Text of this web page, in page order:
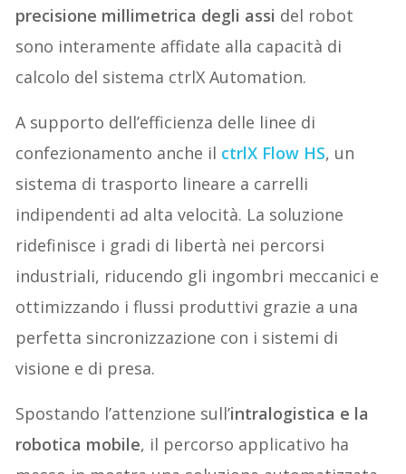
precisione millimetrica degli assi del robot
sono interamente affidate alla capacità di
calcolo del sistema ctrlX Automation.
A supporto dell’efficienza delle linee di
confezionamento anche il ctrlX Flow HS, un
sistema di trasporto lineare a carrelli
indipendenti ad alta velocità. La soluzione
ridefinisce i gradi di libertà nei percorsi
industriali, riducendo gli ingombri meccanici e
ottimizzando i flussi produttivi grazie a una
perfetta sincronizzazione con i sistemi di
visione e di presa.
Spostando l’attenzione sull’intralogistica e la
robotica mobile, il percorso applicativo ha